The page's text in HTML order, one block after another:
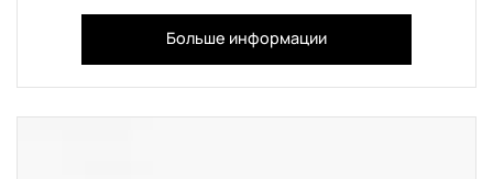
Больше информации